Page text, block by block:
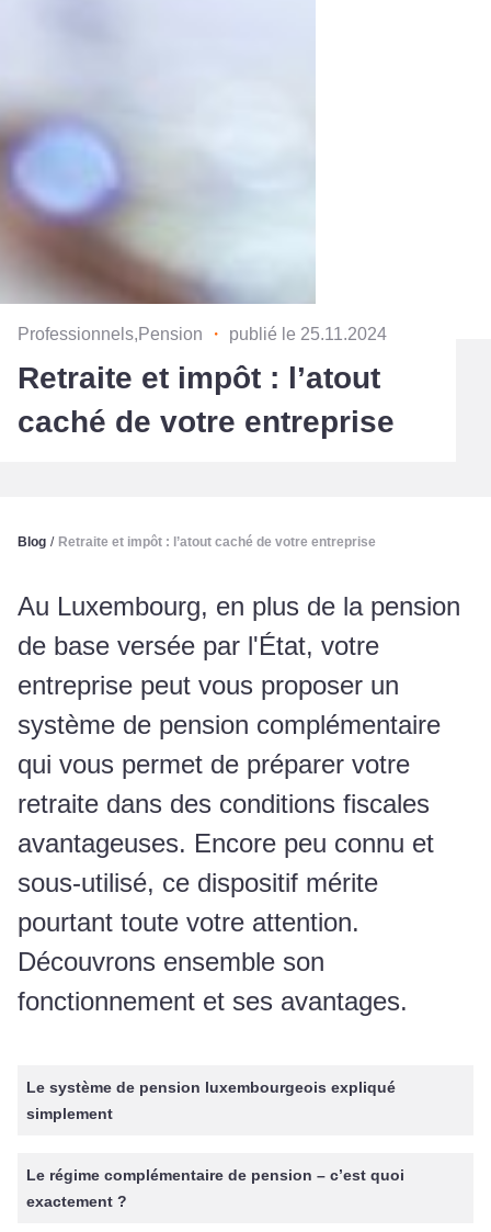
Professionnels,Pension ・ publié le 25.11.2024
Retraite et impôt : l’atout
caché de votre entreprise
Blog / Retraite et impôt : l’atout caché de votre entreprise
Au Luxembourg, en plus de la pension
de base versée par l'État, votre
entreprise peut vous proposer un
système de pension complémentaire
qui vous permet de préparer votre
retraite dans des conditions fiscales
avantageuses. Encore peu connu et
sous-utilisé, ce dispositif mérite
pourtant toute votre attention.
Découvrons ensemble son
fonctionnement et ses avantages.
Le système de pension luxembourgeois expliqué
simplement
Le régime complémentaire de pension – c’est quoi
exactement ?